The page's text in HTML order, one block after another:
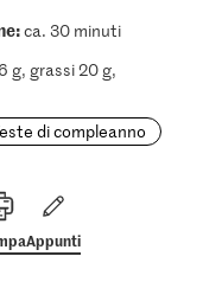
ca. 30 minuti
g, grassi 20 g,
di compleanno
Appunti